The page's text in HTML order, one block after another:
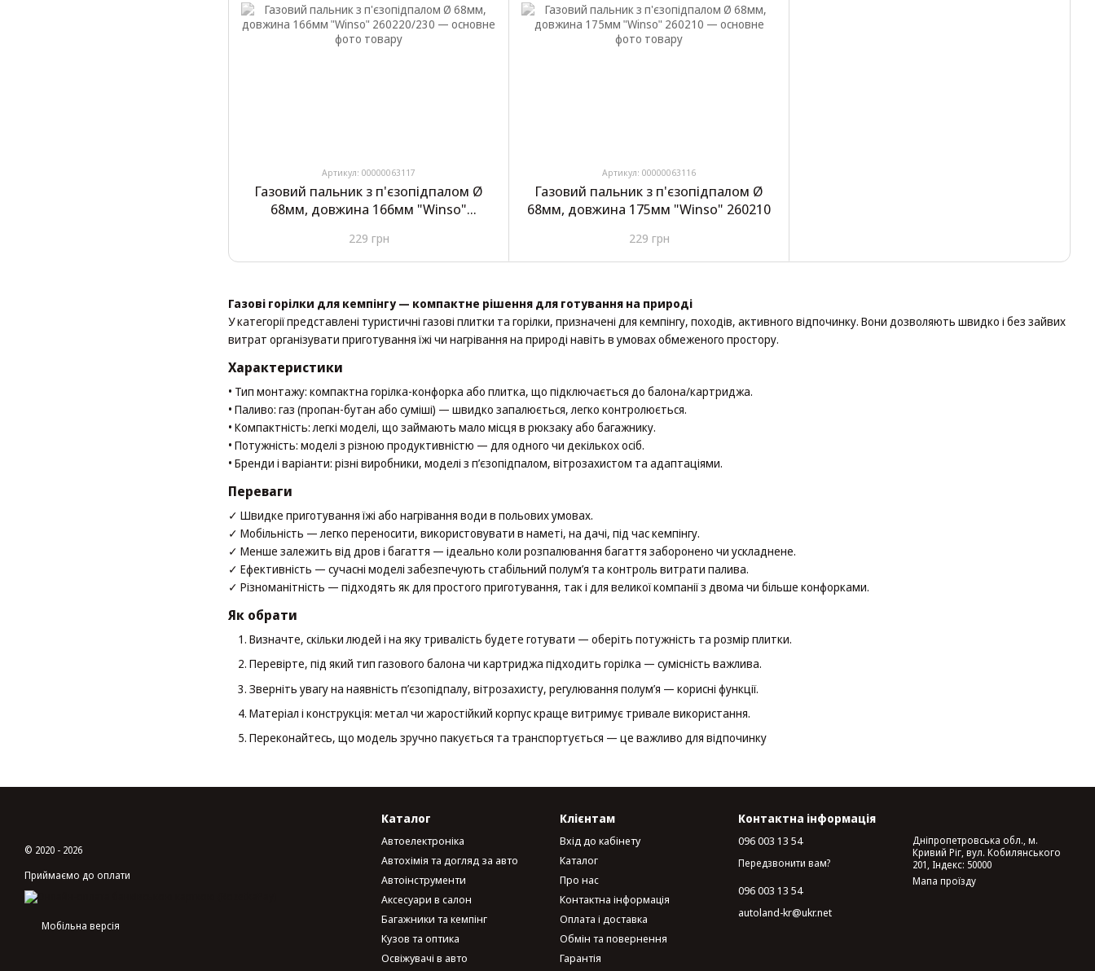
Газові горілки для кемпінгу — компактне рішення для готування на природі
У категорії представлені туристичні газові плитки та горілки, призначені для кемпінгу, походів, активного відпочинку. Вони дозволяють швидко і без зайвих
витрат організувати приготування їжі чи нагрівання на природі навіть в умовах обмеженого простору.
Характеристики
• Тип монтажу: компактна горілка-конфорка або плитка, що підключається до балона/картриджа.
• Паливо: газ (пропан-бутан або суміші) — швидко запалюється, легко контролюється.
• Компактність: легкі моделі, що займають мало місця в рюкзаку або багажнику.
• Потужність: моделі з різною продуктивністю — для одного чи декількох осіб.
• Бренди і варіанти: різні виробники, моделі з п’єзопідпалом, вітрозахистом та адаптаціями.
Переваги
✓ Швидке приготування їжі або нагрівання води в польових умовах.
✓ Мобільність — легко переносити, використовувати в наметі, на дачі, під час кемпінгу.
✓ Менше залежить від дров і багаття — ідеально коли розпалювання багаття заборонено чи ускладнене.
✓ Ефективність — сучасні моделі забезпечують стабільний полум’я та контроль витрати палива.
✓ Різноманітність — підходять як для простого приготування, так і для великої компанії з двома чи більше конфорками.
Як обрати
Визначте, скільки людей і на яку тривалість будете готувати — оберіть потужність та розмір плитки.
Перевірте, під який тип газового балона чи картриджа підходить горілка — сумісність важлива.
Зверніть увагу на наявність п’єзопідпалу, вітрозахисту, регулювання полум’я — корисні функції.
Матеріал і конструкція: метал чи жаростійкий корпус краще витримує тривале використання.
Переконайтесь, що модель зручно пакується та транспортується — це важливо для відпочинку
Артикул: 00000063117
Газовий пальник з п'єзопідпалом Ø
68мм, довжина 166мм "Winso"
229 грн
Артикул: 00000063116
Газовий пальник з п'єзопідпалом Ø
68мм, довжина 175мм "Winso" 260210
229 грн
© 2020 - 2026
Приймаємо до оплати
Мобільна версія
Каталог
Автоелектроніка
Автохімія та догляд за авто
Автоінструменти
Аксесуари в салон
Багажники та кемпінг
Кузов та оптика
Освіжувачі в авто
Клієнтам
Вхід до кабінету
Каталог
Про нас
Контактна інформація
Оплата і доставка
Обмін та повернення
Гарантія
Контактна інформація
096 003 13 54
Передзвонити вам?
096 003 13 54
autoland-kr@ukr.net
Дніпропетровська обл., м.
Кривий Ріг, вул. Кобилянського
201, Індекс: 50000
Мапа проїзду